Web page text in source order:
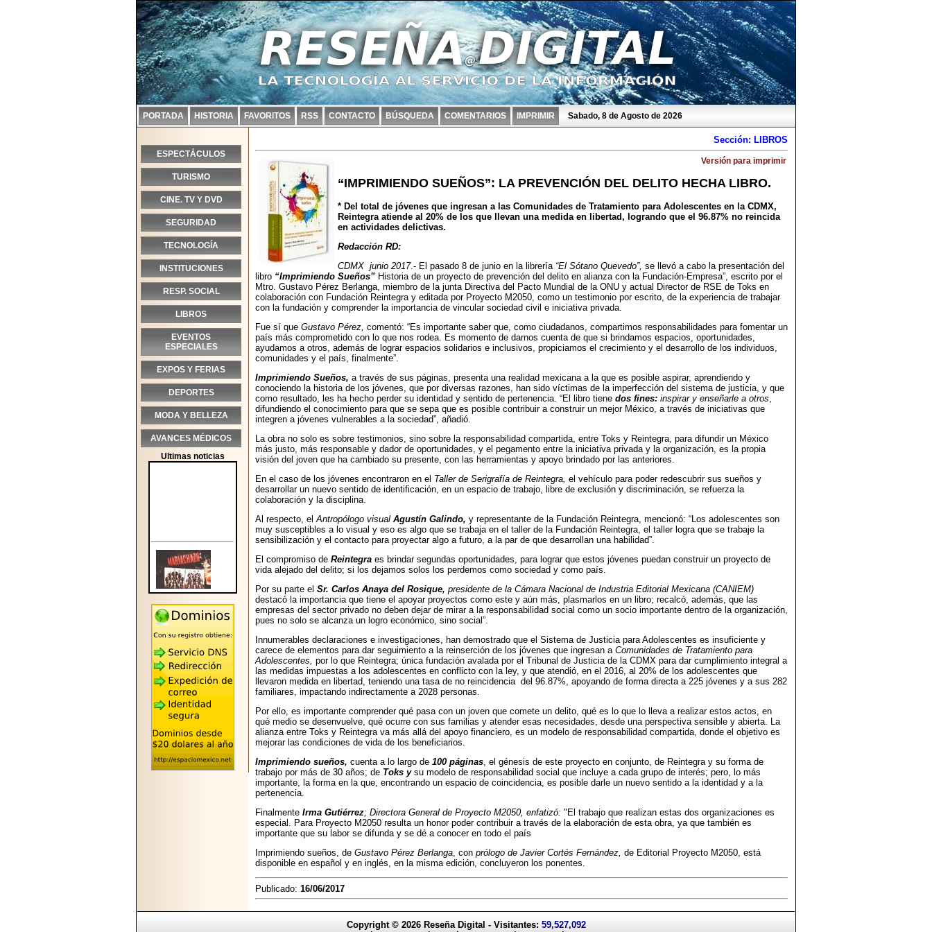
PORTADA HISTORIA FAVORITOS RSS CONTACTO BÚSQUEDA COMENTARIOS IMPRIMIR Sabado, 8 de Agosto de 2026
ESPECTÁCULOS
TURISMO
CINE. TV Y DVD
SEGURIDAD
TECNOLOGÍA
INSTITUCIONES
RESP. SOCIAL
LIBROS
EVENTOS
ESPECIALES
EXPOS Y FERIAS
DEPORTES
MODA Y BELLEZA
AVANCES MÉDICOS
Ultimas noticias
2026-05-25
"MARIACHAZO"
REÚNE A LAS
LEYENDAS
MARIACHI VARGAS
Y NUEVO
TECALITLÁN EN LA
ARENA CDMX.
2025-10-16
Sección: LIBROS
Versión para imprimir
“IMPRIMIENDO SUEÑOS”: LA PREVENCIÓN DEL DELITO HECHA LIBRO.
* Del total de jóvenes que ingresan a las Comunidades de Tratamiento para Adolescentes en la CDMX,
Reintegra atiende al 20% de los que llevan una medida en libertad, logrando que el 96.87% no reincida
en actividades delictivas.
Redacción RD:
CDMX junio 2017.- El pasado 8 de junio en la librería “El Sótano Quevedo”, se llevó a cabo la presentación del
libro “Imprimiendo Sueños” Historia de un proyecto de prevención del delito en alianza con la Fundación-Empresa”, escrito por el
Mtro. Gustavo Pérez Berlanga, miembro de la junta Directiva del Pacto Mundial de la ONU y actual Director de RSE de Toks en
colaboración con Fundación Reintegra y editada por Proyecto M2050, como un testimonio por escrito, de la experiencia de trabajar
con la fundación y comprender la importancia de vincular sociedad civil e iniciativa privada.
Fue sí que Gustavo Pérez, comentó: “Es importante saber que, como ciudadanos, compartimos responsabilidades para fomentar un
país más comprometido con lo que nos rodea. Es momento de darnos cuenta de que si brindamos espacios, oportunidades,
ayudamos a otros, además de lograr espacios solidarios e inclusivos, propiciamos el crecimiento y el desarrollo de los individuos,
comunidades y el país, finalmente”.
Imprimiendo Sueños, a través de sus páginas, presenta una realidad mexicana a la que es posible aspirar, aprendiendo y
conociendo la historia de los jóvenes, que por diversas razones, han sido víctimas de la imperfección del sistema de justicia, y que
como resultado, les ha hecho perder su identidad y sentido de pertenencia. “El libro tiene dos fines: inspirar y enseñarle a otros,
difundiendo el conocimiento para que se sepa que es posible contribuir a construir un mejor México, a través de iniciativas que
integren a jóvenes vulnerables a la sociedad”, añadió.
La obra no solo es sobre testimonios, sino sobre la responsabilidad compartida, entre Toks y Reintegra, para difundir un México
más justo, más responsable y dador de oportunidades, y el pegamento entre la iniciativa privada y la organización, es la propia
visión del joven que ha cambiado su presente, con las herramientas y apoyo brindado por las anteriores.
En el caso de los jóvenes encontraron en el Taller de Serigrafía de Reintegra, el vehículo para poder redescubrir sus sueños y
desarrollar un nuevo sentido de identificación, en un espacio de trabajo, libre de exclusión y discriminación, se refuerza la
colaboración y la disciplina.
Al respecto, elAntropólogo visual Agustín Galindo, y representante de la Fundación Reintegra, mencionó: “Los adolescentes son
muy susceptibles a lo visual y eso es algo que se trabaja en el taller de la Fundación Reintegra, el taller logra que se trabaje la
sensibilización y el contacto para proyectar algo a futuro, a la par de que desarrollan una habilidad”.
El compromiso de Reintegra es brindar segundas oportunidades, para lograr que estos jóvenes puedan construir un proyecto de
vida alejado del delito; si los dejamos solos los perdemos como sociedad y como país.
Por su parte el Sr. Carlos Anaya del Rosique, presidente de la Cámara Nacional de Industria Editorial Mexicana (CANIEM)
destacó la importancia que tiene el apoyar proyectos como este y aún más, plasmarlos en un libro; recalcó, además, que las
empresas del sector privado no deben dejar de mirar a la responsabilidad social como un socio importante dentro de la organización,
pues no solo se alcanza un logro económico, sino social”.
Innumerables declaraciones e investigaciones, han demostrado que el Sistema de Justicia para Adolescentes es insuficiente y
carece de elementos para dar seguimiento a la reinserción de los jóvenes que ingresan a Comunidades de Tratamiento para
Adolescentes, por lo que Reintegra; única fundación avalada por el Tribunal de Justicia de la CDMX para dar cumplimiento integral a
las medidas impuestas a los adolescentes en conflicto con la ley, y que atendió, en el 2016, al 20% de los adolescentes que
llevaron medida en libertad, teniendo una tasa de no reincidencia del 96.87%, apoyando de forma directa a 225 jóvenes y a sus 282
familiares, impactando indirectamente a 2028 personas.
Por ello, es importante comprender qué pasa con un joven que comete un delito, qué es lo que lo lleva a realizar estos actos, en
qué medio se desenvuelve, qué ocurre con sus familias y atender esas necesidades, desde una perspectiva sensible y abierta. La
alianza entre Toks y Reintegra va más allá del apoyo financiero, es un modelo de responsabilidad compartida, donde el objetivo es
mejorar las condiciones de vida de los beneficiarios.
Imprimiendo sueños, cuenta a lo largo de 100 páginas, el génesis de este proyecto en conjunto, de Reintegra y su forma de
trabajo por más de 30 años; de Toks ysu modelo de responsabilidad social que incluye a cada grupo de interés; pero, lo más
importante, la forma en la que, encontrando un espacio de coincidencia, es posible darle un nuevo sentido a la identidad y a la
pertenencia.
Finalmente Irma Gutiérrez; Directora General de Proyecto M2050, enfatizó: "El trabajo que realizan estas dos organizaciones es
especial. Para Proyecto M2050 resulta un honor poder contribuir a través de la elaboración de esta obra, ya que también es
importante que su labor se difunda y se dé a conocer en todo el país
Imprimiendo sueños, de Gustavo Pérez Berlanga, con prólogo de Javier Cortés Fernández, de Editorial Proyecto M2050, está
disponible en español y en inglés, en la misma edición, concluyeron los ponentes.
Publicado: 16/06/2017
Copyright © 2026 Reseña Digital - Visitantes: 59,527,092